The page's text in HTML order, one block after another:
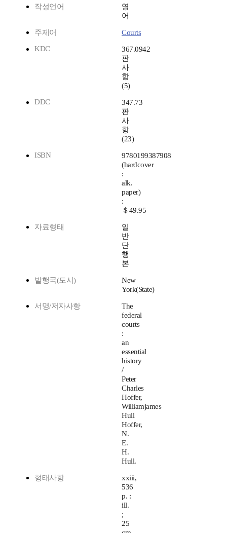
작성언어
영
어
주제어
Courts
KDC
367.0942
판
사
항
(5)
DDC
347.73
판
사
항
(23)
ISBN
9780199387908
(hardcover
:
alk.
paper)
:
＄49.95
자료형태
일
반
단
행
본
발행국(도시)
New
York(State)
서명/저자사항
The
federal
courts
:
an
essential
history
/
Peter
Charles
Hoffer,
Williamjames
Hull
Hoffer,
N.
E.
H.
Hull.
형태사항
xxiii,
536
p. :
ill.
;
25